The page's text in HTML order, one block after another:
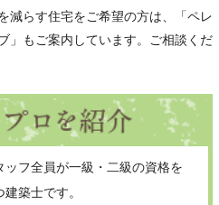
減らす住宅をご希望の方は、「ペレ
」もご案内しています。ご相談くだ
ッフ全員が一級・二級の資格を
建築士です。